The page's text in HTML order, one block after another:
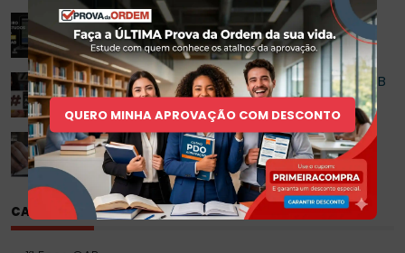
Roteiro de Estudo para 2ª Fase da OAB
Como escolher as Melhores Apostilas para OAB
1ª Fase?
Questões Comentadas da OAB
CATEGORIAS
QUERO MINHA APROVAÇÃO COM DESCONTO